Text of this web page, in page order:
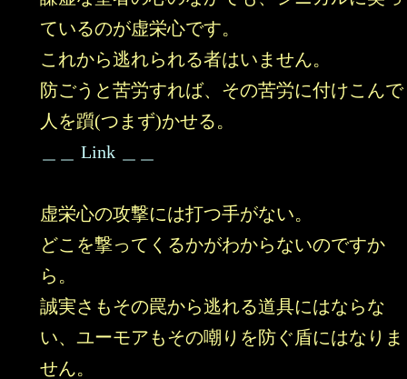
ているのが虚栄心です。
これから逃れられる者はいません。
防ごうと苦労すれば、その苦労に付けこんで
人を躓(つまず)かせる。
＿＿ Link ＿＿
虚栄心の攻撃には打つ手がない。
どこを撃ってくるかがわからないのですか
ら。
誠実さもその罠から逃れる道具にはならな
い、ユーモアもその嘲りを防ぐ盾にはなりま
せん。